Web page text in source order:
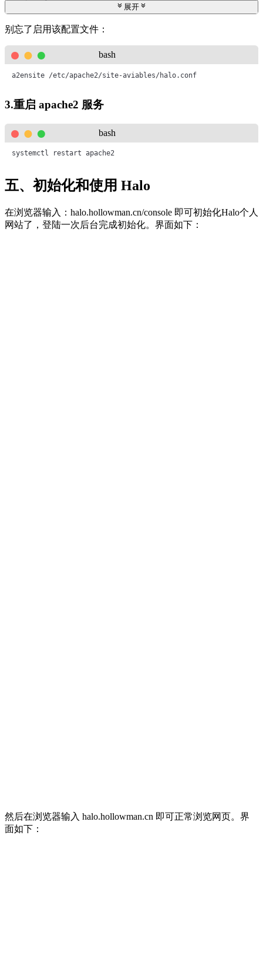
</VirtualHost>
展开
别忘了启用该配置文件：
bash
a2ensite /etc/apache2/site-aviables/halo.conf
3.重启 apache2 服务
bash
systemctl restart apache2
五、初始化和使用 Halo
在浏览器输入：halo.hollowman.cn/console 即可初始化Halo个人
网站了，登陆一次后台完成初始化。界面如下：
然后在浏览器输入 halo.hollowman.cn 即可正常浏览网页。界
面如下：